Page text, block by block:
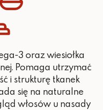
3 oraz wiesiołka
Pomaga utrzymać
i strukturę tkanek
się na naturalne
włosów u nasady